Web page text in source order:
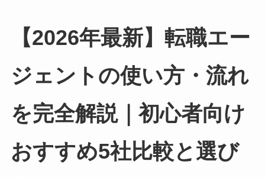
【2026年最新】転職エー
ジェントの使い方・流れ
を完全解説｜初心者向け
おすすめ5社比較と選び